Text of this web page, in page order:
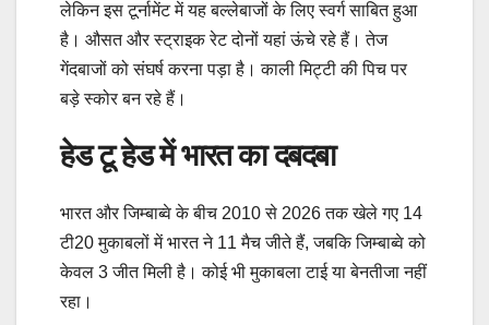
लेकिन इस टूर्नामेंट में यह बल्लेबाजों के लिए स्वर्ग साबित हुआ
है। औसत और स्ट्राइक रेट दोनों यहां ऊंचे रहे हैं। तेज
गेंदबाजों को संघर्ष करना पड़ा है। काली मिट्टी की पिच पर
बड़े स्कोर बन रहे हैं।
हेड टू हेड में भारत का दबदबा
भारत और जिम्बाब्वे के बीच 2010 से 2026 तक खेले गए 14
टी20 मुकाबलों में भारत ने 11 मैच जीते हैं, जबकि जिम्बाब्वे को
केवल 3 जीत मिली है। कोई भी मुकाबला टाई या बेनतीजा नहीं
रहा।